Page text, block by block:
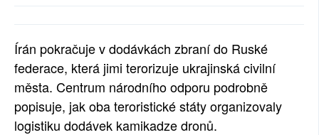
PŘÍSPĚVKY NA PROVOZ
SOCIÁLNÍ SÍTĚ
RUBRIKY
Írán pokračuje v dodávkách zbraní do Ruské
federace, která jimi terorizuje ukrajinská civilní
města. Centrum národního odporu podrobně
popisuje, jak oba teroristické státy organizovaly
logistiku dodávek kamikadze dronů.